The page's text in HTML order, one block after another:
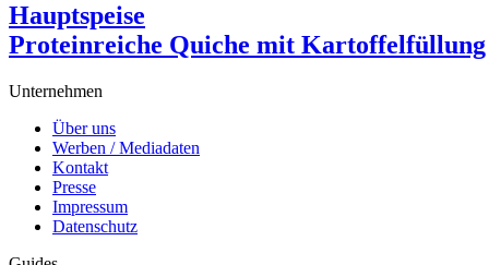
Hauptspeise
Proteinreiche Quiche mit Kartoffelfüllung
Unternehmen
Über uns
Werben / Mediadaten
Kontakt
Presse
Impressum
Datenschutz